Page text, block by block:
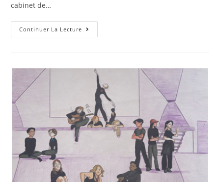
cabinet de…
Continuer La Lecture